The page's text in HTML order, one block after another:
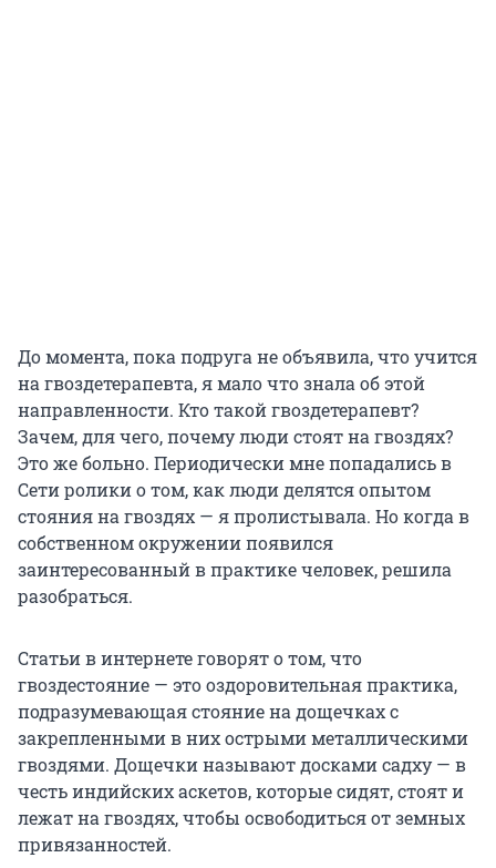
До момента, пока подруга не объявила, что учится
на гвоздетерапевта, я мало что знала об этой
направленности. Кто такой гвоздетерапевт?
Зачем, для чего, почему люди стоят на гвоздях?
Это же больно. Периодически мне попадались в
Сети ролики о том, как люди делятся опытом
стояния на гвоздях — я пролистывала. Но когда в
собственном окружении появился
заинтересованный в практике человек, решила
разобраться.
Статьи в интернете говорят о том, что
гвоздестояние — это оздоровительная практика,
подразумевающая стояние на дощечках с
закрепленными в них острыми металлическими
гвоздями. Дощечки называют досками садху — в
честь индийских аскетов, которые сидят, стоят и
лежат на гвоздях, чтобы освободиться от земных
привязанностей.